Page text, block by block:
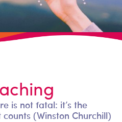
is not fatal: it’s the
(Winston Churchill)